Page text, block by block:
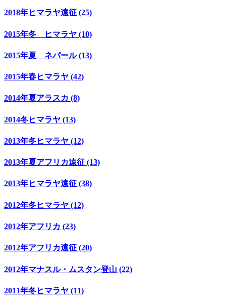
2018年ヒマラヤ遠征 (25)
2015年冬 ヒマラヤ (10)
2015年夏 ネパール (13)
2015年春ヒマラヤ (42)
2014年夏アラスカ (8)
2014冬ヒマラヤ (13)
2013年冬ヒマラヤ (12)
2013年夏アフリカ遠征 (13)
2013年ヒマラヤ遠征 (38)
2012年冬ヒマラヤ (12)
2012年アフリカ (23)
2012年アフリカ遠征 (20)
2012年マナスル・ムスタン登山 (22)
2011年冬ヒマラヤ (11)